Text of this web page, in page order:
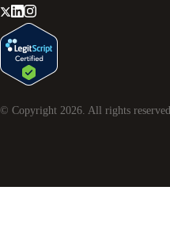
© Copyright 2026 . All rights reserved.